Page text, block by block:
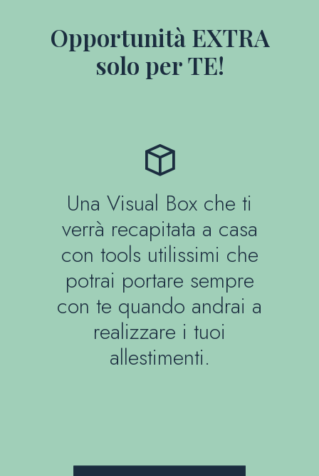
Opportunità EXTRA
solo per TE!
Una Visual Box che ti
verrà recapitata a casa
con tools utilissimi che
potrai portare sempre
con te quando andrai a
realizzare i tuoi
allestimenti.